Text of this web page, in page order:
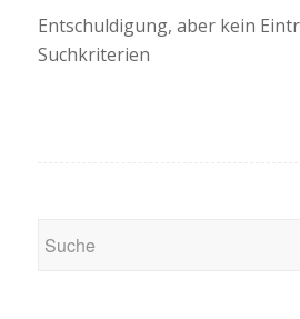
Entschuldigung, aber kein
Suchkriterien